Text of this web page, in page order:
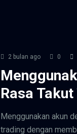
2 bulan ago 0
Rasa
Menggunakan akun
trading dengan